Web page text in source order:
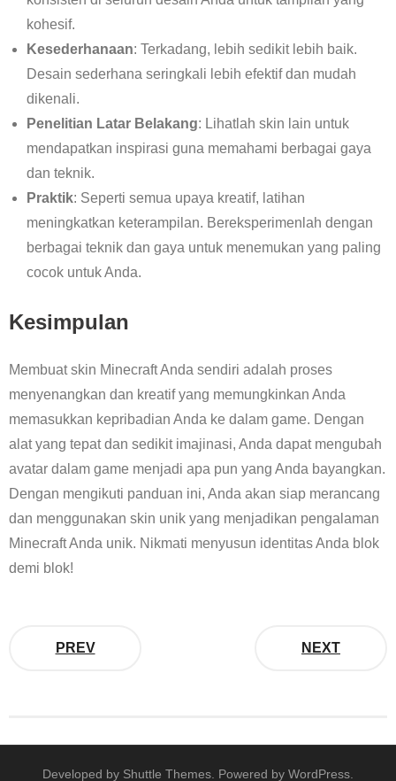
kohesif.
Kesederhanaan: Terkadang, lebih sedikit lebih baik.
Desain sederhana seringkali lebih efektif dan mudah
dikenali.
Penelitian Latar Belakang: Lihatlah skin lain untuk
mendapatkan inspirasi guna memahami berbagai gaya
dan teknik.
Praktik: Seperti semua upaya kreatif, latihan
meningkatkan keterampilan. Bereksperimenlah dengan
berbagai teknik dan gaya untuk menemukan yang paling
cocok untuk Anda.
Kesimpulan
Membuat skin Minecraft Anda sendiri adalah proses
menyenangkan dan kreatif yang memungkinkan Anda
memasukkan kepribadian Anda ke dalam game. Dengan
alat yang tepat dan sedikit imajinasi, Anda dapat mengubah
avatar dalam game menjadi apa pun yang Anda bayangkan.
Dengan mengikuti panduan ini, Anda akan siap merancang
dan menggunakan skin unik yang menjadikan pengalaman
Minecraft Anda unik. Nikmati menyusun identitas Anda blok
demi blok!
PREV NEXT
Developed by Shuttle Themes . Powered by WordPress